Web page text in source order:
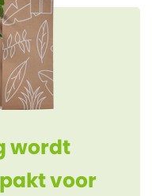
wordt
voor